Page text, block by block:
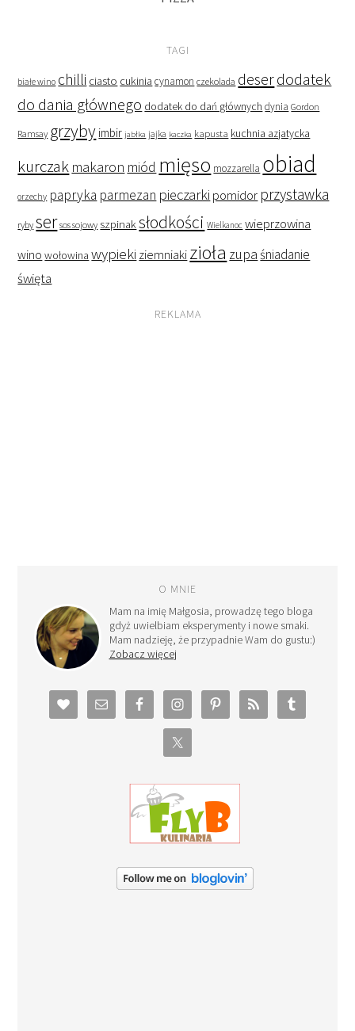
TAGI
białe wino chilli ciasto cukinia cynamon czekolada deserdodatek
do dania głównego dodatek do dań głównych dynia Gordon
Ramsay grzyby imbir jabłka jajka kaczka kapusta kuchnia azjatycka
kurczak makaron miód mięso mozzarella obiad
orzechy papryka parmezan pieczarki pomidor przystawka
ryby ser sos sojowy szpinaksłodkości Wielkanoc wieprzowina
wino wołowina wypieki ziemniaki zioła zupaśniadanie
święta
REKLAMA
O MNIE
Mam na imię Małgosia, prowadzę tego bloga
gdyż uwielbiam eksperymenty i nowe smaki.
Mam nadzieję, że przypadnie Wam do gustu:)
Zobacz więcej